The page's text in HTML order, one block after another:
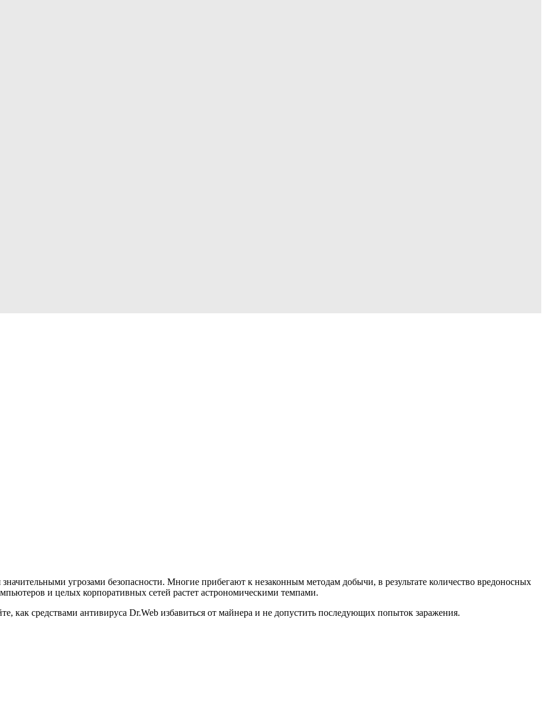
угрозами безопасности. Многие прибегают к незаконным методам добычи, в результате количество вредоносных
и целых корпоративных сетей растет астрономическими темпами.
как средствами антивируса Dr.Web избавиться от майнера и не допустить последующих попыток заражения.